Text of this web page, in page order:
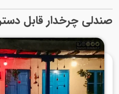
صندلی چرخدار قابل